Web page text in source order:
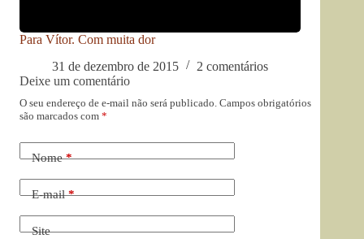
Para Vítor. Com muita dor
31 de dezembro de 2015
2 comentários
Deixe um comentário
O seu endereço de e-mail não será publicado. Campos obrigatórios
são marcados com *
Nome*
E-mail*
Site